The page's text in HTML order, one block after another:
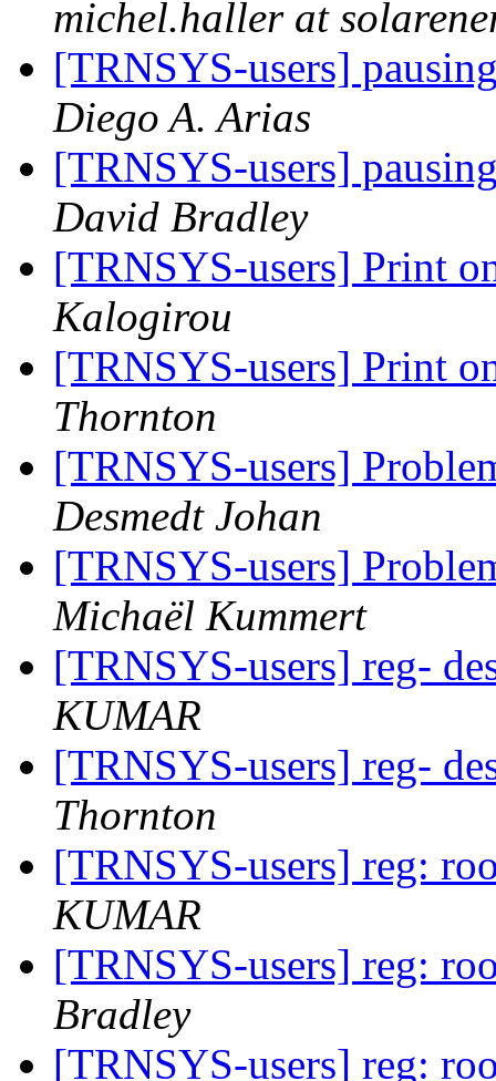
michel.haller at
[TRNSYS-users]
Diego A. Arias
[TRNSYS-users]
David Bradley
[TRNSYS-users] Print
Kalogirou
[TRNSYS-users] Print
Thornton
[TRNSYS-users]
Desmedt Johan
[TRNSYS-users]
Michaël Kummert
[TRNSYS-users] reg-
KUMAR
[TRNSYS-users] reg-
Thornton
[TRNSYS-users] reg:
KUMAR
[TRNSYS-users] reg:
Bradley
[TRNSYS-users] reg: